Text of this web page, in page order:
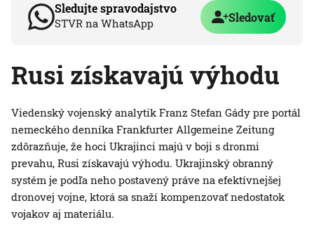
Sledujte spravodajstvo
STVR na WhatsApp Sledovať
Rusi získavajú výhodu
Viedenský vojenský analytik Franz Stefan Gády pre portál
nemeckého denníka Frankfurter Allgemeine Zeitung
zdôrazňuje, že hoci Ukrajinci majú v boji s dronmi
prevahu, Rusi získavajú výhodu. Ukrajinský obranný
systém je podľa neho postavený práve na efektívnejšej
dronovej vojne, ktorá sa snaží kompenzovať nedostatok
vojakov aj materiálu.